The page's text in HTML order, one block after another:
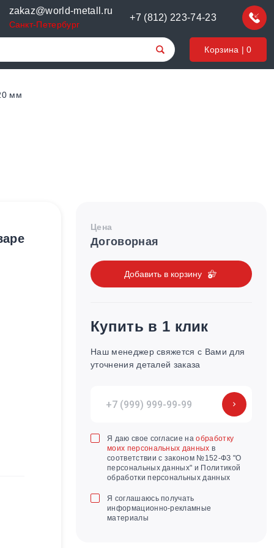
zakaz@world-metall.ru
Санкт-Петербург
+7 (812) 223-74-23
Корзина |0
мм
Цена
Договорная
Добавить в корзину
Купить в 1 клик
Наш менеджер свяжется с Вами для
уточнения деталей заказа
Я даю свое согласие наобработку
моих персональных данных в
соответствии с законом №152-ФЗ "О
персональных данных" и Политикой
обработки персональных данных
Я соглашаюсь получать
информационно-рекламные
материалы